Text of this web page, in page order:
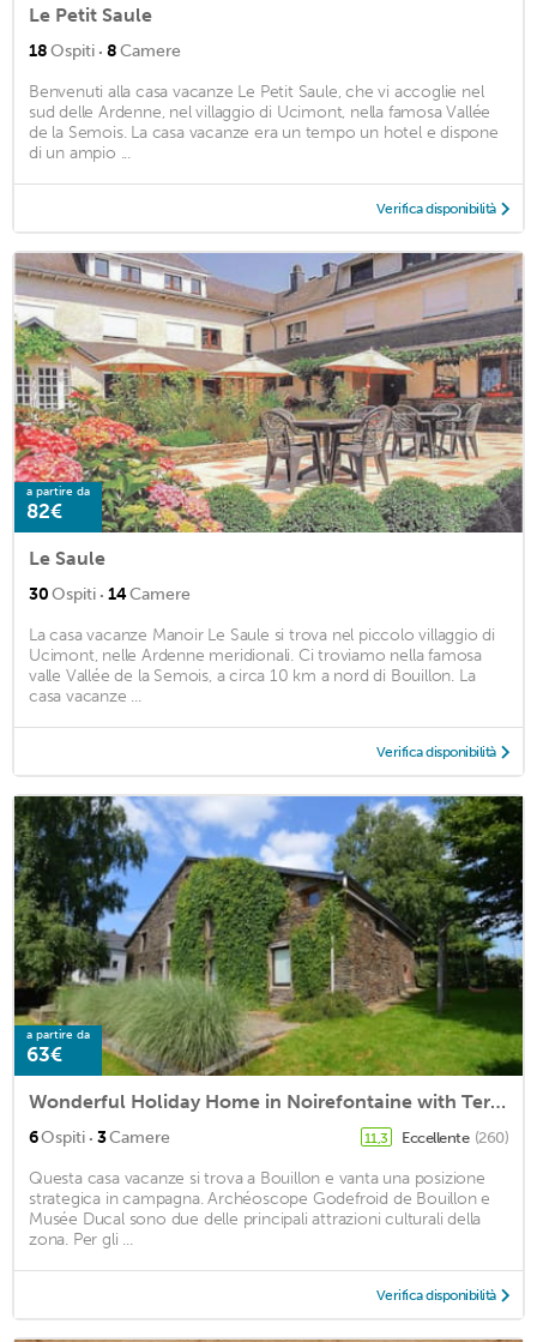
Le Petit Saule
18Ospiti · 8Camere
Benvenuti alla casa vacanze Le Petit Saule, che vi accoglie nel
sud delle Ardenne, nel villaggio di Ucimont, nella famosa Vallée
de la Semois. La casa vacanze era un tempo un hotel e dispone
di un ampio ...
Verifica disponibilità
a partire da
82€
Le Saule
30Ospiti · 14Camere
La casa vacanze Manoir Le Saule si trova nel piccolo villaggio di
Ucimont, nelle Ardenne meridionali. Ci troviamo nella famosa
valle Vallée de la Semois, a circa 10 km a nord di Bouillon. La
casa vacanze ...
Verifica disponibilità
a partire da
63€
Wonderful Holiday Home in Noirefontaine with Terrace, Garden
6Ospiti · 3Camere 11,3 Eccellente (260)
Questa casa vacanze si trova a Bouillon e vanta una posizione
strategica in campagna. Archéoscope Godefroid de Bouillon e
Musée Ducal sono due delle principali attrazioni culturali della
zona. Per gli ...
Verifica disponibilità